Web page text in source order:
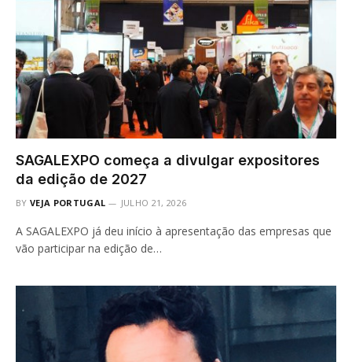
SAGALEXPO começa a divulgar expositores
da edição de 2027
BY VEJA PORTUGAL JULHO 21, 2026
A SAGALEXPO já deu início à apresentação das empresas que
vão participar na edição de…